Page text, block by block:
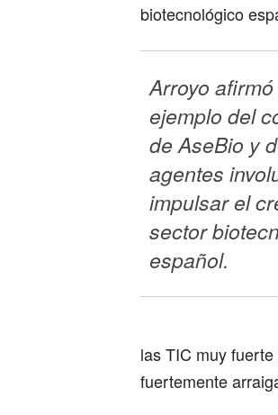
biotecnológico
Arroyo
ejemplo del
de AseBio y
agentes
impulsar el
sector
español.
las TIC muy
fuertemente